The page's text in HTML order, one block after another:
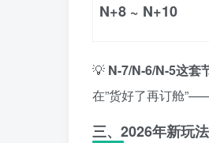
N+8 ~ N+10
💡 N-7/N-6/N-5这套
在”货好了再订舱
三、2026年新玩